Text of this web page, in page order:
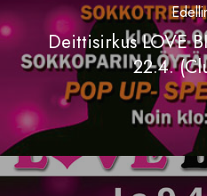
Deittisirkus LOVE
22.4.